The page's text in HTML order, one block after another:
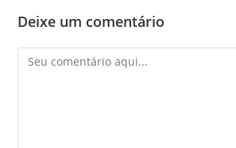
Deixe um comentário
Comentário